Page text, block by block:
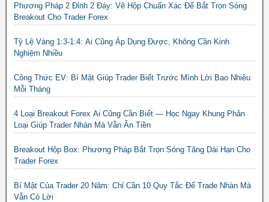
Phương Pháp 2 Đỉnh 2 Đáy: Vẽ Hộp Chuẩn Xác Để Bắt Trọn Sóng
Breakout Cho Trader Forex
Tỷ Lệ Vàng 1:3-1:4: Ai Cũng Áp Dụng Được, Không Cần Kinh
Nghiệm Nhiều
Công Thức EV: Bí Mật Giúp Trader Biết Trước Mình Lời Bao Nhiêu
Mỗi Tháng
4 Loại Breakout Forex Ai Cũng Cần Biết — Học Ngay Khung Phân
Loại Giúp Trader Nhàn Mà Vẫn Ăn Tiền
Breakout Hộp Box: Phương Pháp Bắt Trọn Sóng Tăng Dài Hạn Cho
Trader Forex
Bí Mật Của Trader 20 Năm: Chỉ Cần 10 Quy Tắc Để Trade Nhàn Mà
Vẫn Có Lời